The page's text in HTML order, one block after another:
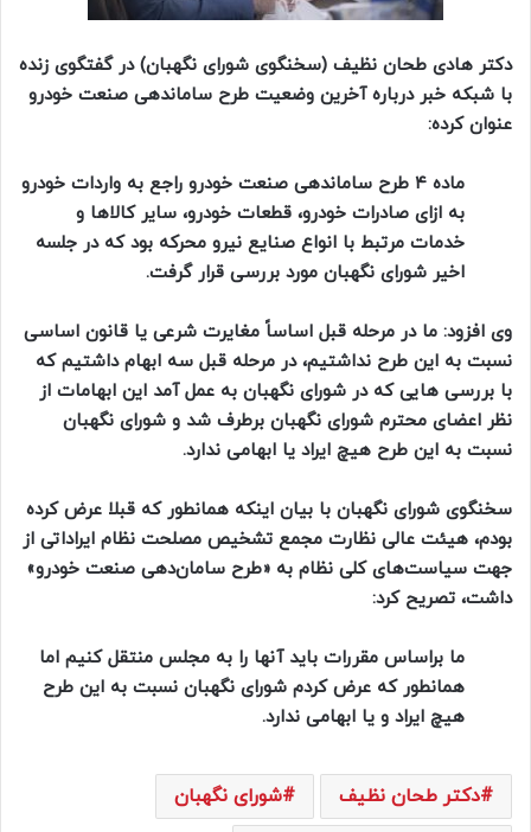
دکتر هادی طحان نظیف (سخنگوی شورای نگهبان) در گفتگوی زنده
با شبکه خبر درباره آخرین وضعیت طرح ساماندهی صنعت خودرو
عنوان کرده:
ماده ۴ طرح ساماندهی صنعت خودرو راجع به واردات خودرو
به ازای صادرات خودرو، قطعات خودرو، سایر کالاها و
خدمات مرتبط با انواع صنایع نیرو محرکه بود که در جلسه
اخیر شورای نگهبان مورد بررسی قرار گرفت.
وی افزود: ما در مرحله قبل اساساً مغایرت شرعی یا قانون اساسی
نسبت به این طرح نداشتیم، در مرحله قبل سه ابهام داشتیم که
با بررسی هایی که در شورای نگهبان به عمل آمد این ابهامات از
نظر اعضای محترم شورای نگهبان برطرف شد و شورای نگهبان
نسبت به این طرح هیچ ایراد یا ابهامی ندارد.
سخنگوی شورای نگهبان با بیان اینکه‌ همانطور که قبلا عرض کرده
بودم، هیئت عالی نظارت مجمع تشخیص مصلحت نظام ایراداتی از
جهت سیاست‌های کلی نظام به «طرح سامان‌دهی صنعت خودرو»
داشت، تصریح کرد:
ما براساس مقررات باید آنها را به مجلس منتقل کنیم اما
همانطور که عرض کردم شورای نگهبان نسبت به این طرح
هیچ ایراد و یا ابهامی ندارد.
دکتر طحان نظیف
شورای نگهبان